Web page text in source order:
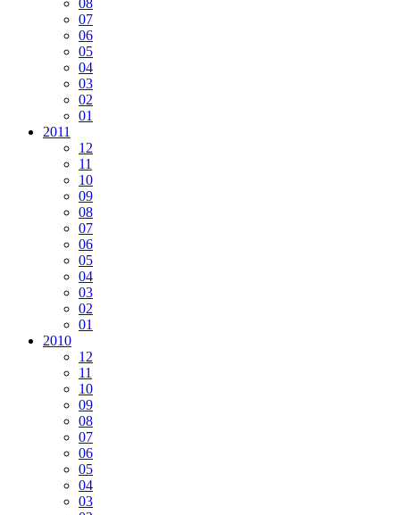
08
07
06
05
04
03
02
01
2011
12
11
10
09
08
07
06
05
04
03
02
01
2010
12
11
10
09
08
07
06
05
04
03